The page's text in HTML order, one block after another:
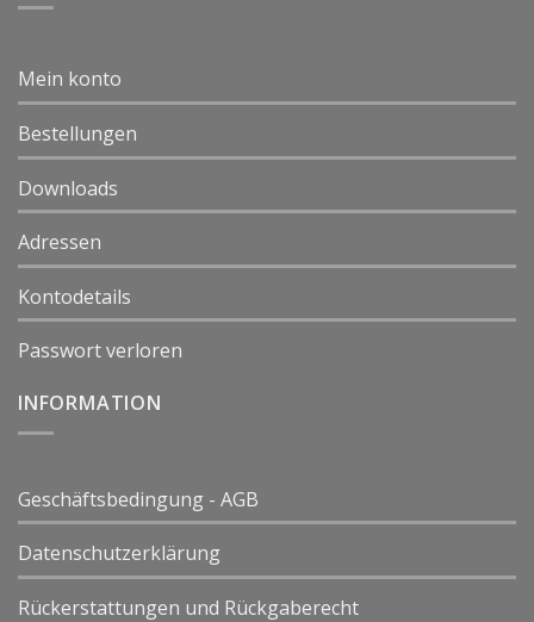
Mein konto
Bestellungen
Downloads
Adressen
Kontodetails
Passwort verloren
INFORMATION
Geschäftsbedingung - AGB
Datenschutzerklärung
Rückerstattungen und Rückgaberecht